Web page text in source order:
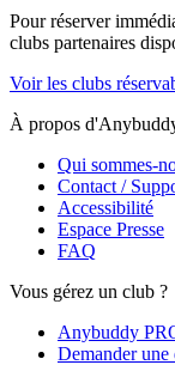
Pour réserver
clubs partenaires
Voir les clubs
À propos
Qui sommes-
Contact /
Accessibilité
Espace Presse
FAQ
Vous gérez un club ?
Anybuddy
Demander une